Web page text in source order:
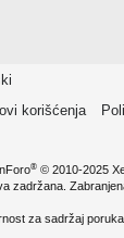
korišćenja
® © 2010-2025
zadržana.
za sadržaj poruka.